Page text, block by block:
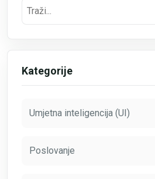
Kategorije
Umjetna inteligencija (UI)
Poslovanje